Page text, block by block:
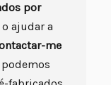
por
ajudar a
me